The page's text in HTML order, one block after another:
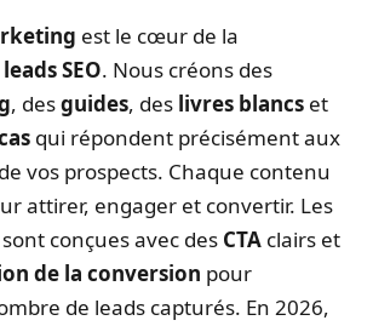
est le cœur de la
SEO. Nous créons des
, desguides, des livres blancs et
qui répondent précisément aux
vos prospects. Chaque contenu
attirer, engager et convertir. Les
sont conçues avec des CTA clairs et
de la conversion pour
de leads capturés. En 2026,